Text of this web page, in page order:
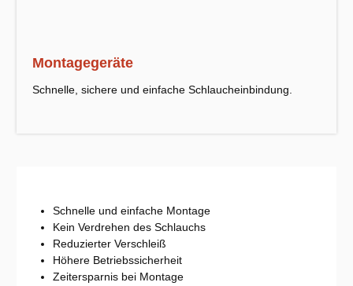
Montagegeräte
Schnelle, sichere und einfache Schlaucheinbindung.
Schnelle und einfache Montage
Kein Verdrehen des Schlauchs
Reduzierter Verschleiß
Höhere Betriebssicherheit
Zeitersparnis bei Montage